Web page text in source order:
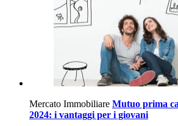
Mercato Immobiliare Mutuo prima
2024: i vantaggi per i giovani